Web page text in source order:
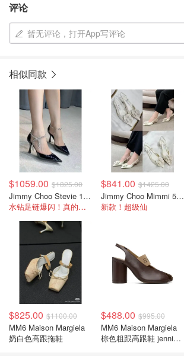
评论
暂无评论，打开App写评论
相似同款
$1059.00 $1825.00
Jimmy Choo Stevie 100 黑色高跟鞋
水钻足链爆闪！真的御姐范，码全
$841.00 $1425.00
Jimmy Choo Mimmi 50高跟鞋 白色
新款！超级仙
$825.00 $1100.00
MM6 Maison Margiela
奶白色高跟拖鞋
$488.00 $995.00
MM6 Maison Margiela
棕色粗跟高跟鞋 jennie